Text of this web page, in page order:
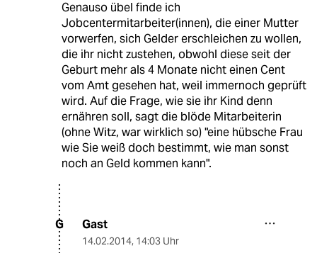
Genauso übel finde ich
Jobcentermitarbeiter(innen), die einer Mutter
vorwerfen, sich Gelder erschleichen zu wollen,
die ihr nicht zustehen, obwohl diese seit der
Geburt mehr als 4 Monate nicht einen Cent
vom Amt gesehen hat, weil immernoch geprüft
wird. Auf die Frage, wie sie ihr Kind denn
ernähren soll, sagt die blöde Mitarbeiterin
(ohne Witz, war wirklich so) "eine hübsche Frau
wie Sie weiß doch bestimmt, wie man sonst
noch an Geld kommen kann".
G Gast
14.02.2014, 14:03 Uhr